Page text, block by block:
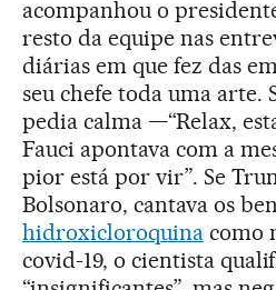
acompanhou o
resto da equipe nas
diárias em que fez das
seu chefe toda uma arte.
pedia calma —“Relax,
Fauci apontava com a
pior está por vir”. Se
Bolsonaro, cantava os
hidroxicloroquinacomo
covid-19, o cientista